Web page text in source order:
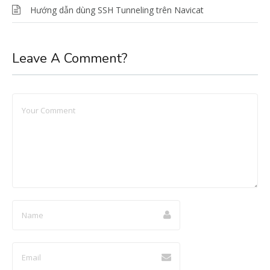
Hướng dẫn dùng SSH Tunneling trên Navicat
Leave A Comment?